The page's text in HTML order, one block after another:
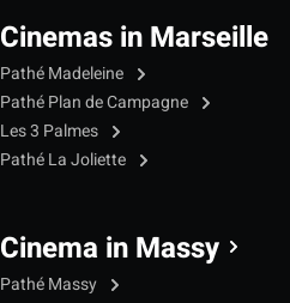
Cinemas in Marseille
Pathé Madeleine
Pathé Plan de Campagne
Les 3 Palmes
Pathé La Joliette
Cinema in Massy
Pathé Massy